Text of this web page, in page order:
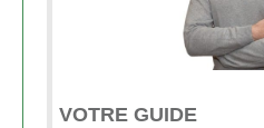
VOTRE GUIDE